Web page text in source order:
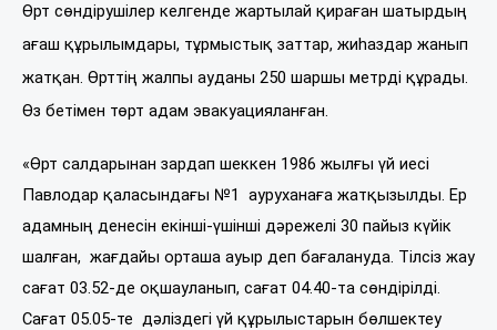
Өрт сөндірушілер келгенде жартылай қираған шатырдың
ағаш құрылымдары, тұрмыстық заттар, жиһаздар жанып
жатқан. Өрттің жалпы ауданы 250 шаршы метрді құрады.
Өз бетімен төрт адам эвакуацияланған.
«Өрт салдарынан зардап шеккен 1986 жылғы үй иесі
Павлодар қаласындағы №1 ауруханаға жатқызылды. Ер
адамның денесін екінші-үшінші дәрежелі 30 пайыз күйік
шалған, жағдайы орташа ауыр деп бағалануда. Тілсіз жау
сағат 03.52-де оқшауланып, сағат 04.40-та сөндірілді.
Сағат 05.05-те дәліздегі үй құрылыстарын бөлшектеу